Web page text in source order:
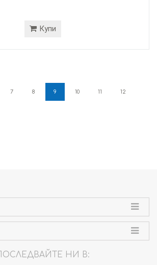
Купи
7 8 9 10 11 12
ПОСЛЕДВАЙТЕ НИ В: